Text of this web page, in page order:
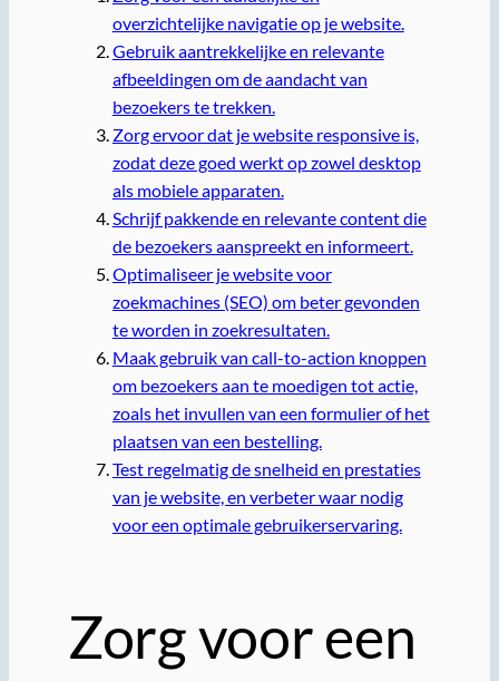
overzichtelijke navigatie op je website.
Gebruik aantrekkelijke en relevante
afbeeldingen om de aandacht van
bezoekers te trekken.
Zorg ervoor dat je website responsive is,
zodat deze goed werkt op zowel desktop
als mobiele apparaten.
Schrijf pakkende en relevante content die
de bezoekers aanspreekt en informeert.
Optimaliseer je website voor
zoekmachines (SEO) om beter gevonden
te worden in zoekresultaten.
Maak gebruik van call-to-action knoppen
om bezoekers aan te moedigen tot actie,
zoals het invullen van een formulier of het
plaatsen van een bestelling.
Test regelmatig de snelheid en prestaties
van je website, en verbeter waar nodig
voor een optimale gebruikerservaring.
Zorg voor een